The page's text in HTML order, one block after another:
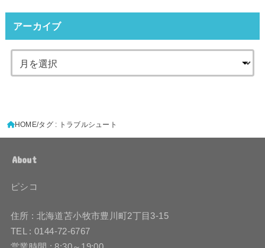
アーカイブ
HOME タグ : トラブルシュート
About
ピシコ
住所 : 北海道苫小牧市豊川町2丁目3-15
TEL : 0144-72-6767